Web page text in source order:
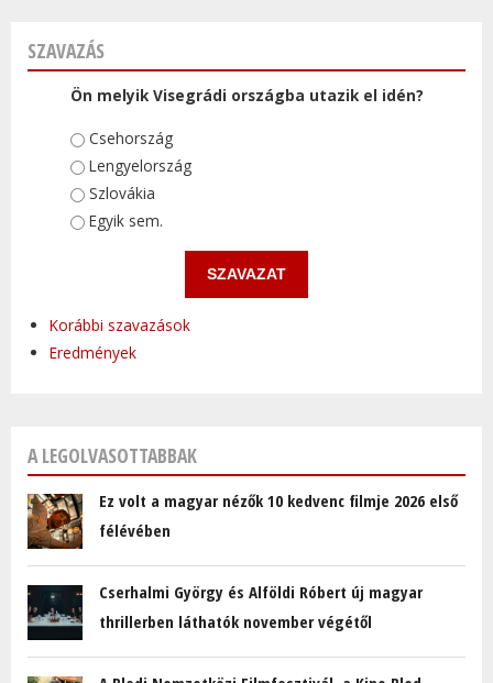
SZAVAZÁS
Ön melyik Visegrádi országba utazik el idén?
Választások
Csehország
Lengyelország
Szlovákia
Egyik sem.
Korábbi szavazások
Eredmények
A LEGOLVASOTTABBAK
Ez volt a magyar nézők 10 kedvenc filmje 2026 első
félévében
Cserhalmi György és Alföldi Róbert új magyar
thrillerben láthatók november végétől